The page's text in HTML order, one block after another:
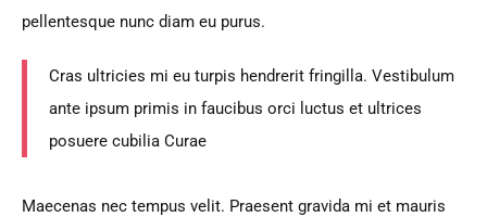
pellentesque nunc diam eu purus.
Cras ultricies mi eu turpis hendrerit fringilla. Vestibulum
ante ipsum primis in faucibus orci luctus et ultrices
posuere cubilia Curae
Maecenas nec tempus velit. Praesent gravida mi et mauris